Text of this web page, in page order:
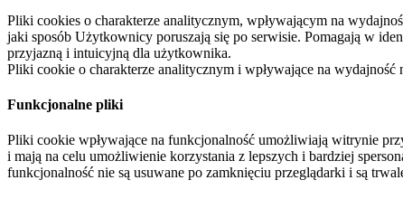
Pliki cookies o charakterze analitycznym, wpływającym na
jaki sposób Użytkownicy poruszają się po serwisie. Pomagają w
przyjazną i intuicyjną dla użytkownika.
Pliki cookie o charakterze analitycznym i wpływające na
Funkcjonalne pliki
Pliki cookie wpływające na funkcjonalność umożliwiają witrynie
i mają na celu umożliwienie korzystania z lepszych i bardziej
funkcjonalność nie są usuwane po zamknięciu przeglądarki i są